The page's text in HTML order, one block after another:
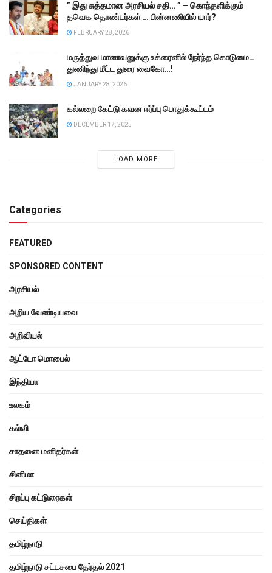
” இது சுத்தமான அரசியல் சதி… ” – கொந்தளிக்கும்
தவெக தொண்டர்கள் … பின்னணியில் யார்?
FEBRUARY 28, 2026
மருத்துவ மாணவனுக்கு உக்ரைனில் நேர்ந்த கொடுமை…
துணிந்து மீட்ட துரை வைகோ…!
JANUARY 28, 2026
கல்லறை கேட்டு கவன ஈர்ப்பு பொதுக்கூட்டம்
DECEMBER 17, 2025
LOAD MORE
Categories
FEATURED
SPONSORED CONTENT
அரசியல்
அறிய வேண்டியவை
அறிவியல்
ஆட்டோ மொபைல்
இந்தியா
உலகம்
கல்வி
சாதனை மனிதர்கள்
சினிமா
சிறப்பு கட்டுரைகள்
செய்திகள்
தமிழ்நாடு
தமிழ்நாடு சட்டசபை தேர்தல் 2021